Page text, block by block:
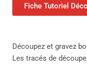
Fiche Tutoriel
Découpez et gravez
Les tracés de